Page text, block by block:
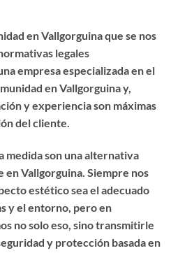
en Vallgorguina que se nos
legales
empresa especializada en el
en Vallgorguina y,
y experiencia son máximas
del cliente.
medida son una alternativa
en Vallgorguina. Siempre nos
estético sea el adecuado
y el entorno, pero en
no solo eso, sino transmitirle
y protección basada en